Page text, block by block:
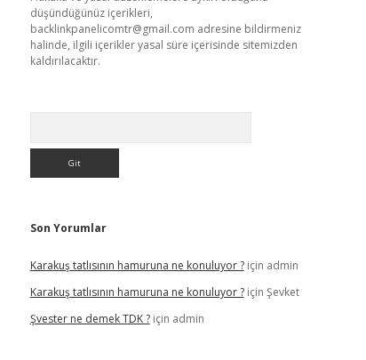
düşündüğünüz içerikleri,
backlinkpanelicomtr@gmail.com adresine bildirmeniz
halinde, ilgili içerikler yasal süre içerisinde sitemizden
kaldırılacaktır.
Son Yorumlar
Karakuş tatlısının hamuruna ne konuluyor ?için admin
Karakuş tatlısının hamuruna ne konuluyor ?için Şevket
Şvester ne demek TDK ?için admin